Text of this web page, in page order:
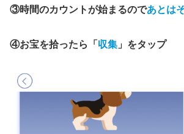
③時間のカウントが始まるのであとは
④お宝を拾ったら「 収集 」をタップ